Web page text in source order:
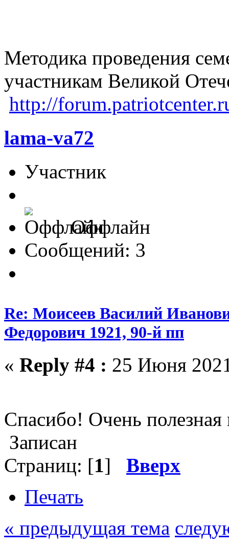
Методика проведения
участникам Великой
http://
lama-va72
Участник
Оффлайн
Сообщений: 3
Re: Моисеев Василий
Федорович 1921, 90-й пп
« Reply #4 : 25 Июня
Спасибо! Очень
Записан
Страниц: [1] Вверх
Печать
« предыдущая тема